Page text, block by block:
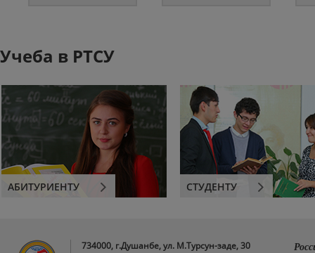
Учеба в РТСУ
АБИТУРИЕНТУ СТУДЕНТУ
734000, г.Душанбе, ул. М.Турсун-заде, 30